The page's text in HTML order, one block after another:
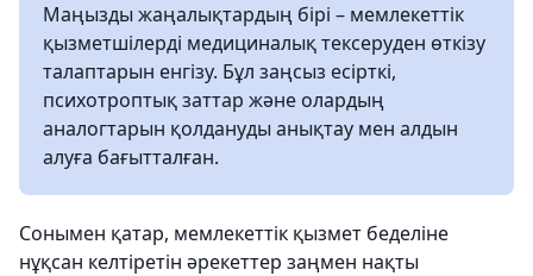
Маңызды жаңалықтардың бірі – мемлекеттік
қызметшілерді медициналық тексеруден өткізу
талаптарын енгізу. Бұл заңсыз есірткі,
психотроптық заттар және олардың
аналогтарын қолдануды анықтау мен алдын
алуға бағытталған.
Сонымен қатар, мемлекеттік қызмет беделіне
нұқсан келтіретін әрекеттер заңмен нақты